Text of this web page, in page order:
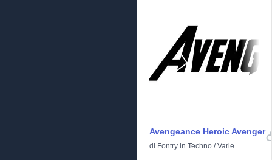
Avengeance Heroic Avenger
di Fontry in Techno /Varie